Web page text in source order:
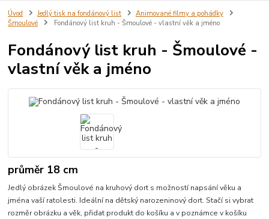
Úvod Jedlý tisk na fondánový list
Animované filmy a pohádky
Šmoulové
Fondánový list kruh - Šmoulové - vlastní věk a jméno
Fondánový list kruh - Šmoulové -
vlastní věk a jméno
průměr 18 cm
Jedlý obrázek Šmoulové na kruhový dort s možností napsání věku a
jména vaší ratolesti. Ideální na dětský narozeninový dort. Stačí si vybrat
rozměr obrázku a věk, přidat produkt do košíku a v poznámce v košíku